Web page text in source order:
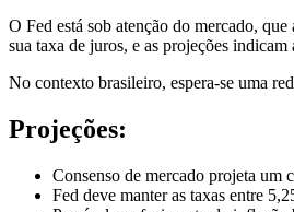
O Fed está sob atenção do mercado,
sua taxa de juros, e as projeções
No contexto brasileiro, espera-se uma
Projeções:
Consenso de mercado projeta um
Fed deve manter as taxas entre